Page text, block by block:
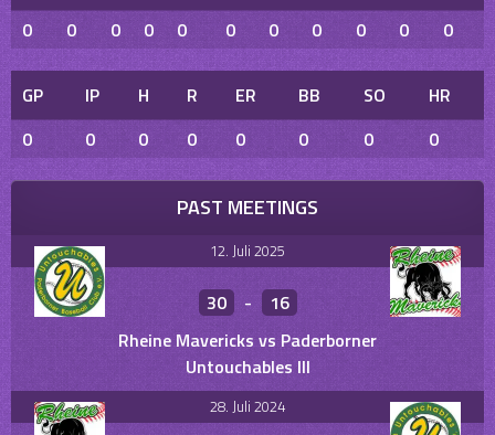
0
0 0 0 0 0 0 0 0 0 0
GP IP H R ER BB SO
HR
0
0 0 0 0 0 0 0
PAST MEETINGS
12. Juli 2025
30 -
16
Rheine Mavericks vs Paderborner
Untouchables III
28. Juli 2024